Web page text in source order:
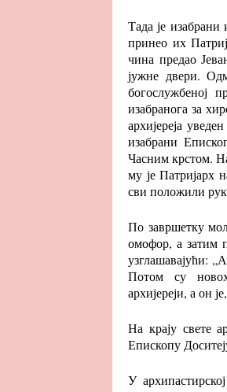
Тада је
принео их
чина предао
јужне двери.
богослужбеној
изабранога за
архијереја
изабрани
Часним крстом.
му је Патријарх
сви положили
По завршетку
омофор, а затим
узглашавајући:
Потом су
архијереји, а он
На крају свете
Епископу
У